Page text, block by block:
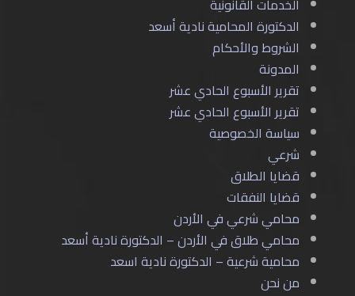
الخدمات القانونية
الدكتورة المحامية نادية أسعد
الشروط والأحكام
المدونة
تقرير الأسبوع الحادي عشر
تقرير الأسبوع الحادي عشر
سياسة الخصوصية
شرعي
قضايا الطلاق
قضايا النفقات
محامي شرعي في الأردن
محامي طلاق في الأردن – الدكتورة نادية أسعد
محامية شرعية – الدكتورة نادية اسعد
من نحن